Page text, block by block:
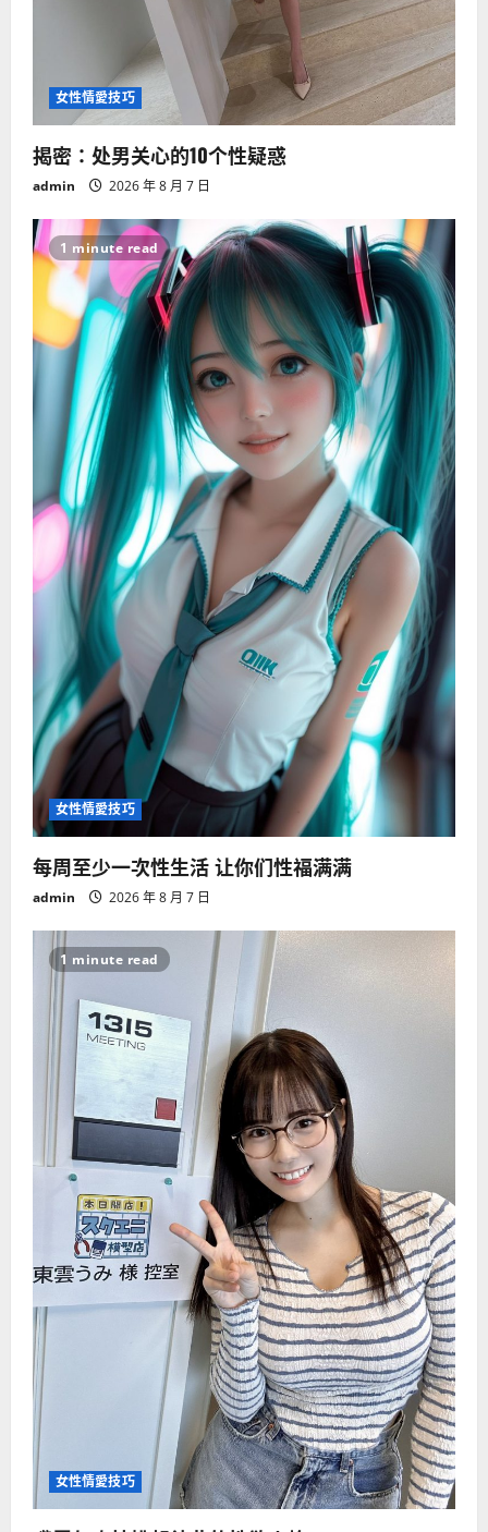
女性情愛技巧
揭密：处男关心的10个性疑惑
admin 2026 年 8 月 7 日
1 minute read
女性情愛技巧
每周至少一次性生活 让你们性福满满
admin 2026 年 8 月 7 日
1 minute read
女性情愛技巧